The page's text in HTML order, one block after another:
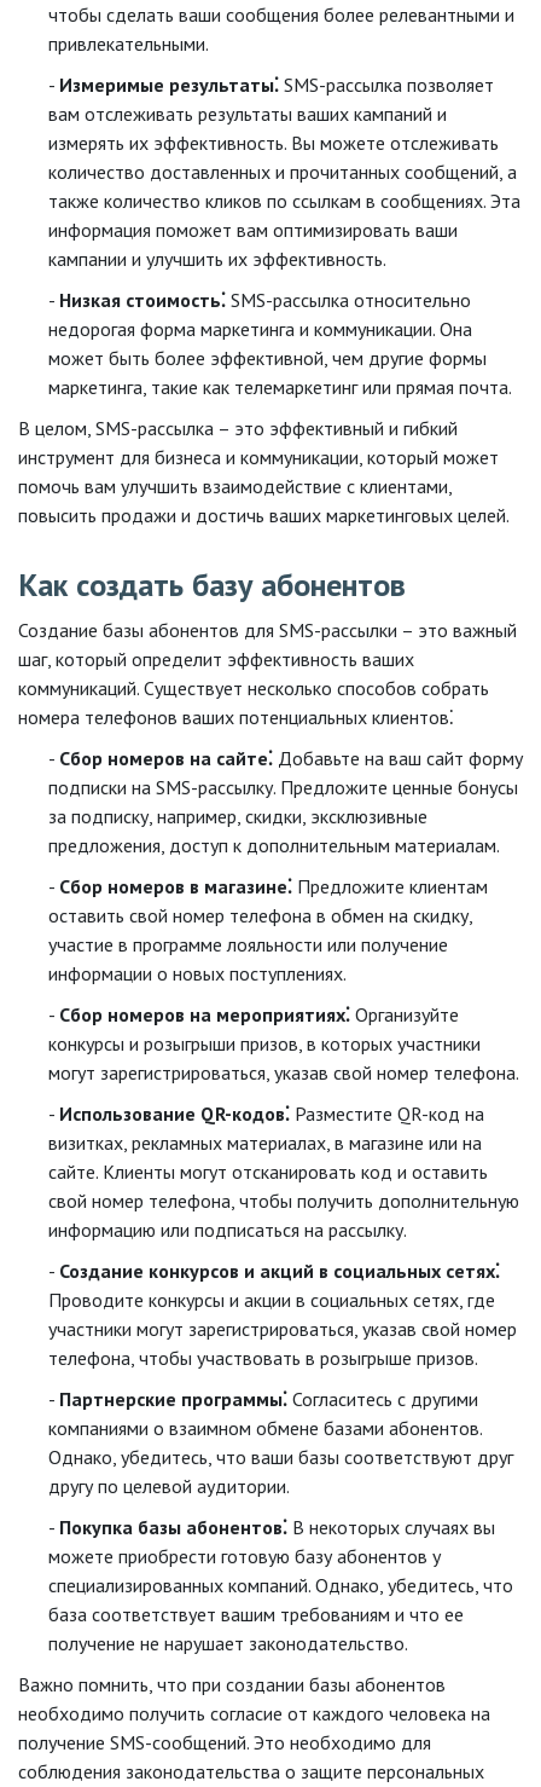
чтобы сделать ваши сообщения более релевантными и
привлекательными.
Измеримые результаты⁚ SMS-рассылка позволяет
вам отслеживать результаты ваших кампаний и
измерять их эффективность. Вы можете отслеживать
количество доставленных и прочитанных сообщений, а
также количество кликов по ссылкам в сообщениях. Эта
информация поможет вам оптимизировать ваши
кампании и улучшить их эффективность.
Низкая стоимость⁚ SMS-рассылка относительно
недорогая форма маркетинга и коммуникации. Она
может быть более эффективной, чем другие формы
маркетинга, такие как телемаркетинг или прямая почта.
В целом, SMS-рассылка – это эффективный и гибкий
инструмент для бизнеса и коммуникации, который может
помочь вам улучшить взаимодействие с клиентами,
повысить продажи и достичь ваших маркетинговых целей.
Как создать базу абонентов
Создание базы абонентов для SMS-рассылки – это важный
шаг, который определит эффективность ваших
коммуникаций. Существует несколько способов собрать
номера телефонов ваших потенциальных клиентов⁚
Сбор номеров на сайте⁚ Добавьте на ваш сайт форму
подписки на SMS-рассылку. Предложите ценные бонусы
за подписку, например, скидки, эксклюзивные
предложения, доступ к дополнительным материалам.
Сбор номеров в магазине⁚ Предложите клиентам
оставить свой номер телефона в обмен на скидку,
участие в программе лояльности или получение
информации о новых поступлениях.
Сбор номеров на мероприятиях⁚ Организуйте
конкурсы и розыгрыши призов, в которых участники
могут зарегистрироваться, указав свой номер телефона.
Использование QR-кодов⁚ Разместите QR-код на
визитках, рекламных материалах, в магазине или на
сайте. Клиенты могут отсканировать код и оставить
свой номер телефона, чтобы получить дополнительную
информацию или подписаться на рассылку.
Создание конкурсов и акций в социальных сетях⁚
Проводите конкурсы и акции в социальных сетях, где
участники могут зарегистрироваться, указав свой номер
телефона, чтобы участвовать в розыгрыше призов.
Партнерские программы⁚ Согласитесь с другими
компаниями о взаимном обмене базами абонентов.
Однако, убедитесь, что ваши базы соответствуют друг
другу по целевой аудитории.
Покупка базы абонентов⁚ В некоторых случаях вы
можете приобрести готовую базу абонентов у
специализированных компаний. Однако, убедитесь, что
база соответствует вашим требованиям и что ее
получение не нарушает законодательство.
Важно помнить, что при создании базы абонентов
необходимо получить согласие от каждого человека на
получение SMS-сообщений. Это необходимо для
соблюдения законодательства о защите персональных